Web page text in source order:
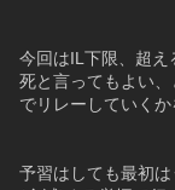
今回はIL下限、超え
死と言ってもよい
でリレーしていくか
予習はしても最初